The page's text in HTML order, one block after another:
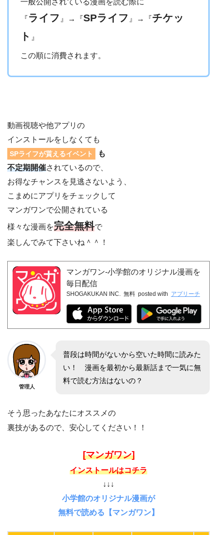
『ライフ 』→『SPライフ 』→『チケッ
ト 』
この順に消費されます。
動画視聴や他アプリの
インストールをしなくても
SPライフが貰えるイベント
も
不定期開催されているので、
お得なチャンスを見逃さないよう、
こまめにアプリをチェックして
マンガワンで公開されている
様々な漫画を完全無料で
楽しんでみて下さいね＾＾！
マンガワン-小学館のオリジナル漫画を
毎日配信
SHOGAKUKAN INC. 無料 posted with アプリーチ
管理人
普段は時間がないから空いた時間に読みた
い！ 漫画を最初から最新話まで一気に無
料で読む方法はないの？
そう思ったあなたにオススメの
裏技があるので、安心してください！！
[マンガワン]
インストールはコチラ
↓↓↓
小学館のオリジナル漫画が
無料で読める【マンガワン】